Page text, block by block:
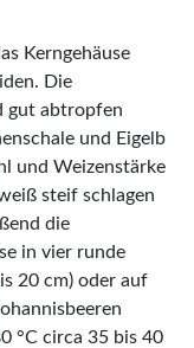
Kerngehäuse
Die
gut abtropfen
und Eigelb
und Weizenstärke
steif schlagen
die
in vier runde
20 cm) oder auf
°C circa 35 bis 40